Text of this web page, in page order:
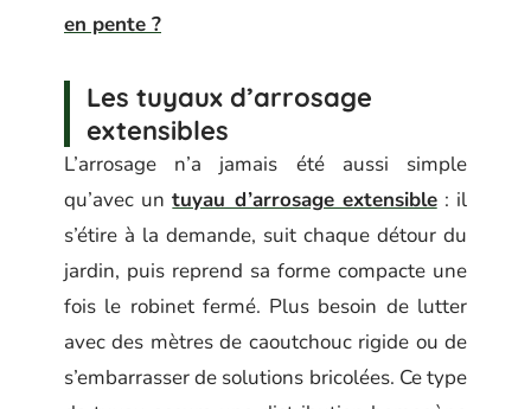
en pente ?
Les tuyaux d’arrosage
extensibles
L’arrosage n’a jamais été aussi simple
qu’avec untuyau d’arrosage extensible: il
s’étire à la demande, suit chaque détour du
jardin, puis reprend sa forme compacte une
fois le robinet fermé. Plus besoin de lutter
avec des mètres de caoutchouc rigide ou de
s’embarrasser de solutions bricolées. Ce type